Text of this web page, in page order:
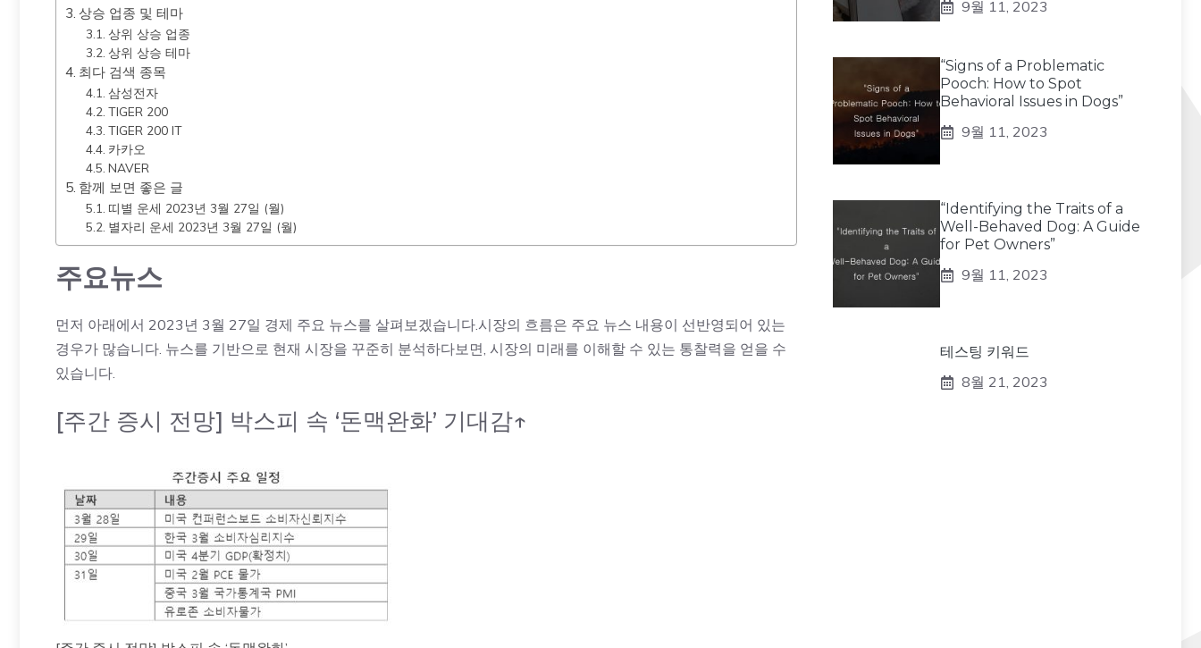
상승 업종 및 테마
상위 상승 업종
상위 상승 테마
최다 검색 종목
삼성전자
TIGER 200
TIGER 200 IT
카카오
NAVER
함께 보면 좋은 글
띠별 운세 2023년 3월 27일 (월)
별자리 운세 2023년 3월 27일 (월)
주요뉴스
먼저 아래에서 2023년 3월 27일 경제 주요 뉴스를 살펴보겠습니다.시장의 흐름은 주요 뉴스 내용이 선반영되어 있는
경우가 많습니다. 뉴스를 기반으로 현재 시장을 꾸준히 분석하다보면, 시장의 미래를 이해할 수 있는 통찰력을 얻을 수
있습니다.
[주간 증시 전망] 박스피 속 ‘돈맥완화’ 기대감↑
9월 11, 2023
“Signs of a Problematic
Pooch: How to Spot
Behavioral Issues in Dogs”
9월 11, 2023
“Identifying the Traits of a
Well-Behaved Dog: A Guide
for Pet Owners”
9월 11, 2023
테스팅 키워드
8월 21, 2023